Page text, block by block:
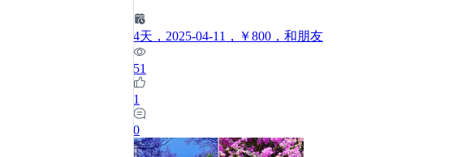
4天 ，2025-04-11 ，￥800 ，和朋友
51
1
0